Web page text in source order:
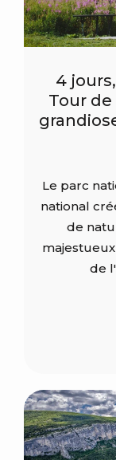
4
Tour
Le parc
national
de
de